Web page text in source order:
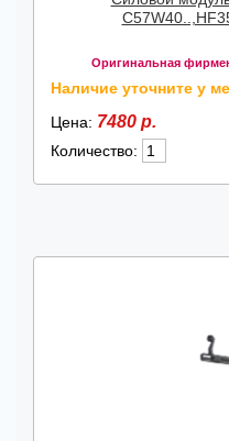
Оригинальная
Наличие уточните у
Цена: 7480 р.
Количество: